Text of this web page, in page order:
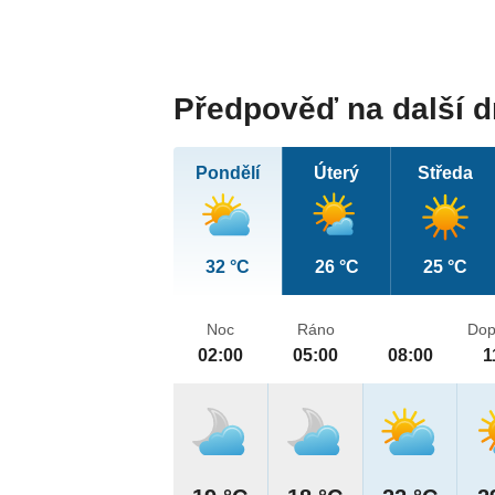
Předpověď na další
Pondělí
32 °C
Úterý
26 °C
Středa
25 °C
Noc
02:00
Ráno
05:00 08:00